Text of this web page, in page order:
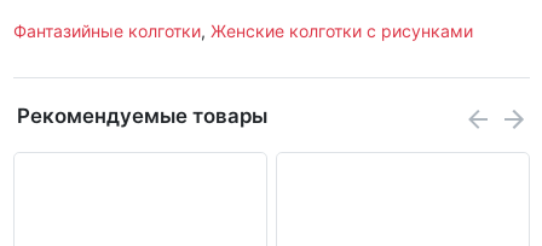
Фантазийные колготки, Женские колготки с рисунками
Рекомендуемые товары